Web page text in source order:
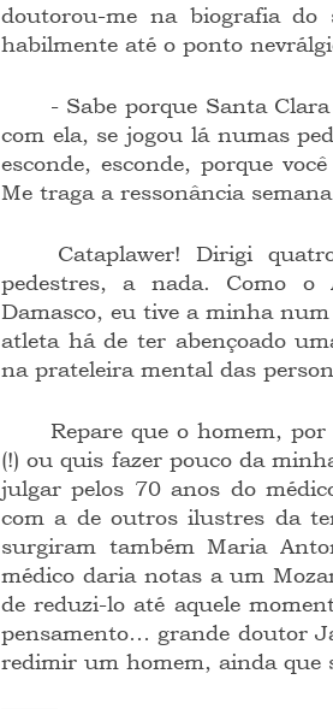
doutorou-me na biografia do
habilmente até o ponto
com ela, se jogou lá numas
esconde, esconde, porque
Me traga a ressonância
pedestres, a nada. Como o
Damasco, eu tive a minha
atleta há de ter abençoado
na prateleira mental das
(!) ou quis fazer pouco da
julgar pelos 70 anos do
com a de outros ilustres da
surgiram também Maria
médico daria notas a um
de reduzi-lo até aquele
pensamento… grande doutor
redimir um homem, ainda que